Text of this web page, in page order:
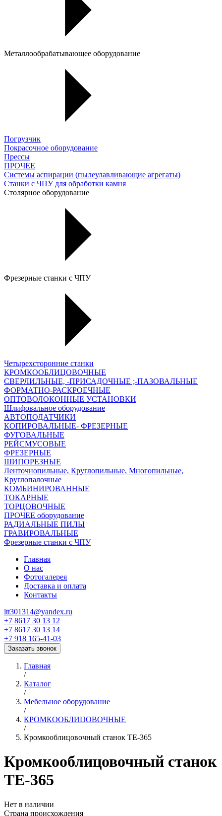
Металлообрабатывающее оборудование
Погрузчик
Покрасочное оборудование
Прессы
ПРОЧЕЕ
Системы аспирации (пылеулавливающие агрегаты)
Станки с ЧПУ для обработки камня
Столярное оборудование
Фрезерные станки с ЧПУ
Четырехсторонние станки
КРОМКООБЛИЦОВОЧНЫЕ
СВЕРЛИЛЬНЫЕ, -ПРИСАДОЧНЫЕ ;-ПАЗОВАЛЬНЫЕ
ФОРМАТНО-РАСКРОЕЧНЫЕ
ОПТОВОЛОКОННЫЕ УСТАНОВКИ
Шлифовальное оборудование
АВТОПОДАТЧИКИ
КОПИРОВАЛЬНЫЕ- ФРЕЗЕРНЫЕ
ФУГОВАЛЬНЫЕ
РЕЙСМУСОВЫЕ
ФРЕЗЕРНЫЕ
ШИПОРЕЗНЫЕ
Ленточнопильные, Круглопильные, Многопильные,
Круглопалочные
КОМБИНИРОВАННЫЕ
ТОКАРНЫЕ
ТОРЦОВОЧНЫЕ
ПРОЧЕЕ оборудование
РАДИАЛЬНЫЕ ПИЛЫ
ГРАВИРОВАЛЬНЫЕ
Фрезерные станки с ЧПУ
Главная
О нас
Фотогалерея
Доставка и оплата
Контакты
ltt301314@yandex.ru
+7 8617 30 13 12
+7 8617 30 13 14
+7 918 165-41-03
Заказать звонок
Главная
/
Каталог
/
Мебельное оборудование
/
КРОМКООБЛИЦОВОЧНЫЕ
/
Кромкооблицовочный станок TE-365
Кромкооблицовочный станок
TE-365
Нет в наличии
Страна происхождения